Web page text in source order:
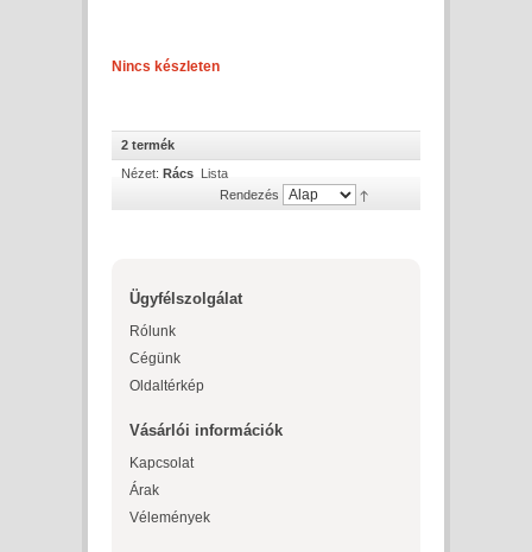
Nincs készleten
2 termék
Nézet: Rács Lista
Rendezés
Ügyfélszolgálat
Rólunk
Cégünk
Oldaltérkép
Vásárlói információk
Kapcsolat
Árak
Vélemények